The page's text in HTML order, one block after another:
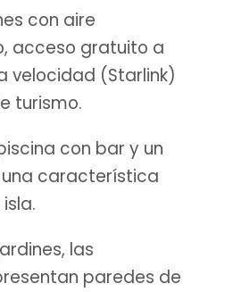
con aire
acceso gratuito a
velocidad (Starlink)
turismo.
con bar y un
una característica
las
paredes de